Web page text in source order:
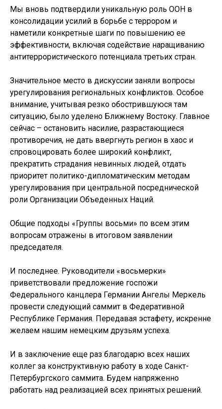
Мы вновь подтвердили уникальную роль ООН в
консолидации усилий в борьбе с террором и
наметили конкретные шаги по повышению ее
эффективности, включая содействие наращиванию
антитеррористического потенциала третьих стран.
Значительное место в дискуссии заняли вопросы
урегулирования региональных конфликтов. Особое
внимание, учитывая резко обострившуюся там
ситуацию, было уделено Ближнему Востоку. Главное
сейчас – остановить насилие, разрастающиеся
противоречия, не дать ввергнуть регион в хаос и
спровоцировать более широкий конфликт,
прекратить страдания невинных людей, отдать
приоритет политико-дипломатическим методам
урегулирования при центральной посреднической
роли Организации Объеденных Наций.
Общие подходы «Группы восьми» по всем этим
вопросам отражены в итоговом заявлении
председателя.
И последнее. Руководители «восьмерки»
приветствовали предложение госпожи
Федерального канцлера Германии Ангелы Меркель
провести следующий саммит в Федеративной
Республике Германия. Передавая эстафету, искренне
желаем нашим немецким друзьям успеха.
И в заключение еще раз благодарю всех наших
коллег за конструктивную работу в ходе Санкт-
Петербургского саммита. Будем напряженно
работать над реализацией всех принятых решений.